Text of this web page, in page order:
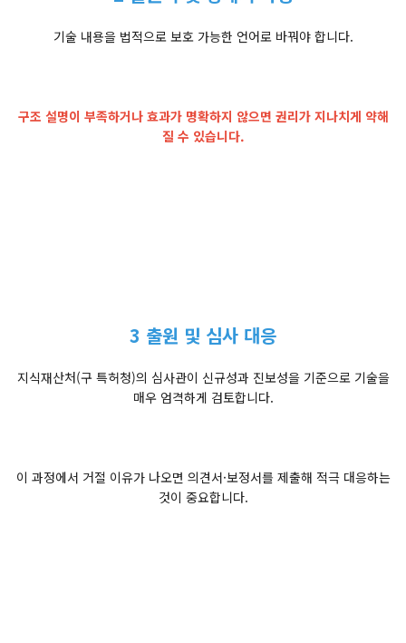
기술 내용을 법적으로 보호 가능한 언어로 바꿔야 합니다.
구조 설명이 부족하거나 효과가 명확하지 않으면 권리가 지나치게 약해
질 수 있습니다.
3 출원 및 심사 대응
지식재산처(구 특허청)의 심사관이 신규성과 진보성을 기준으로 기술을
매우 엄격하게 검토합니다.
이 과정에서 거절 이유가 나오면 의견서·보정서를 제출해 적극 대응하는
것이 중요합니다.